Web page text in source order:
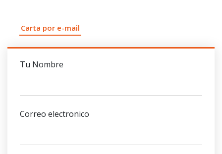
Carta por e-mail
Tu Nombre
Correo electronico